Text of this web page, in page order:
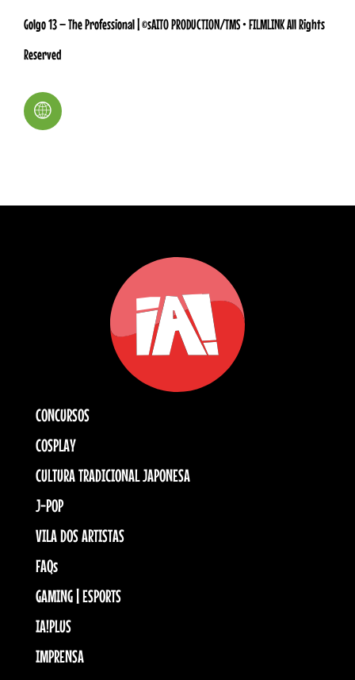
Golgo 13 – The Professional | ©sAITO PRODUCTION/TMS • FILMLINK All Rights
Reserved
CONCURSOS
COSPLAY
CULTURA TRADICIONAL JAPONESA
J-POP
VILA DOS ARTISTAS
FAQs
GAMING | ESPORTS
IA!PLUS
IMPRENSA